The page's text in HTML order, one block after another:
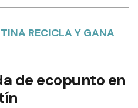
RECICLA Y GANA
de ecopunto en